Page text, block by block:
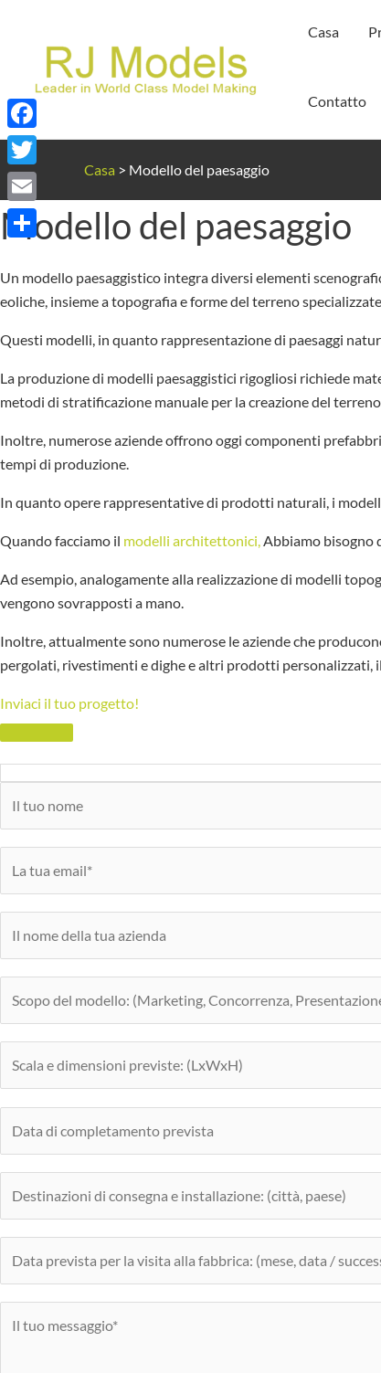
contenuto
Casa
Contatto
Casa > Modello del paesaggio
Modello del paesaggio
Un modello paesaggistico integra diversi elementi
eoliche, insieme a topografia e forme del terreno
Questi modelli, in quanto rappresentazione di paesaggi
La produzione di modelli paesaggistici rigogliosi richiede
metodi di stratificazione manuale per la creazione del
Inoltre, numerose aziende offrono oggi componenti
tempi di produzione.
In quanto opere rappresentative di prodotti naturali, i
Quando facciamo il modelli architettonici,Abbiamo bisogno
Ad esempio, analogamente alla realizzazione di modelli
vengono sovrapposti a mano.
Inoltre, attualmente sono numerose le aziende che
pergolati, rivestimenti e dighe e altri prodotti personalizzati,
Inviaci il tuo progetto!
Facebook
Twitter
Email